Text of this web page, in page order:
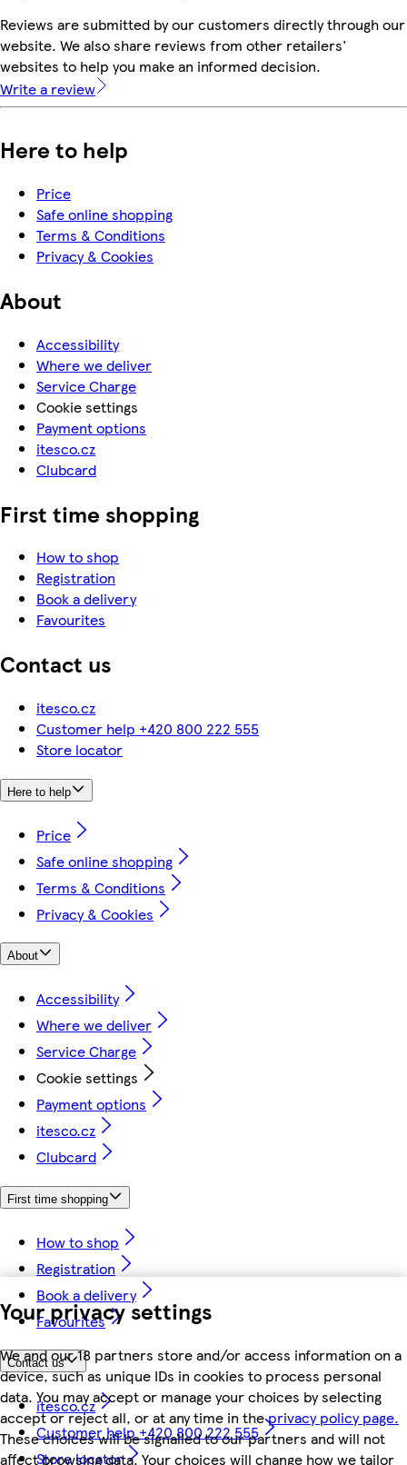
Your privacy settings
We and our 18 partners store and/or access information on a
device, such as unique IDs in cookies to process personal
data. You may accept or manage your choices by selecting
accept or reject all, or at any time in theprivacy policy page.
These choices will be signalled to our partners and will not
affect browsing data. Your choices will change how we tailor
Reviews are submitted by our customers directly through our
website. We also share reviews from other retailers'
websites to help you make an informed decision.
Write a review
Here to help
Price
Safe online shopping
Terms & Conditions
Privacy & Cookies
About
Accessibility
Where we deliver
Service Charge
Cookie settings
Payment options
itesco.cz
Clubcard
First time shopping
How to shop
Registration
Book a delivery
Favourites
Contact us
itesco.cz
Customer help +420 800 222 555
Store locator
Here to help
Price
Safe online shopping
Terms & Conditions
Privacy & Cookies
About
Accessibility
Where we deliver
Service Charge
Cookie settings
Payment options
itesco.cz
Clubcard
First time shopping
How to shop
Registration
Book a delivery
Favourites
Contact us
itesco.cz
Customer help +420 800 222 555
Store locator